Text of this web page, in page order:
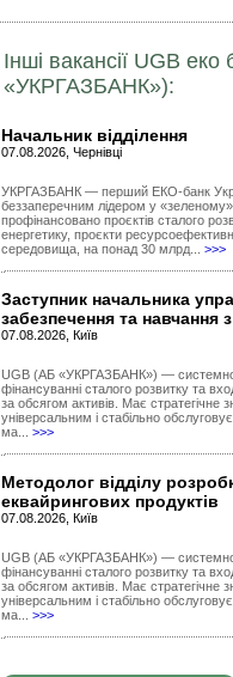
Інші вакансії UGB
«УКРГАЗБАНК»):
Начальник відділення
07.08.2026, Чернівці
УКРГАЗБАНК — перший ЕКО-банк
беззаперечним лідером у
профінансовано проєктів сталого
енергетику, проєкти
середовища, на понад 30 млрд... >>>
Заступник начальника
забезпечення та навчання
07.08.2026, Київ
UGB (АБ «УКРГАЗБАНК») —
фінансуванні сталого розвитку та
за обсягом активів. Має стратегічне
універсальним і стабільно
ма... >>>
Методолог відділу
еквайрингових продуктів
07.08.2026, Київ
UGB (АБ «УКРГАЗБАНК») —
фінансуванні сталого розвитку та
за обсягом активів. Має стратегічне
універсальним і стабільно
ма... >>>